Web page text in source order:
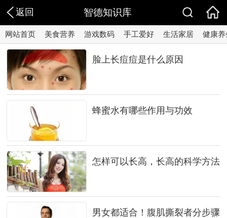
返回 智德知识库
网站首页 美食营养 游戏数码 手工爱好 生活家居 健康养
脸上长痘痘是什么原因
蜂蜜水有哪些作用与功效
怎样可以长高，长高的科学方法
男女都适合！腹肌撕裂者分步骤